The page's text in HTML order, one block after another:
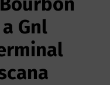
Gnl